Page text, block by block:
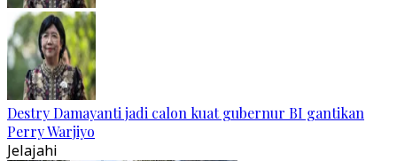
Destry Damayanti jadi calon kuat gubernur BI gantikan
Perry Warjiyo
Jelajahi